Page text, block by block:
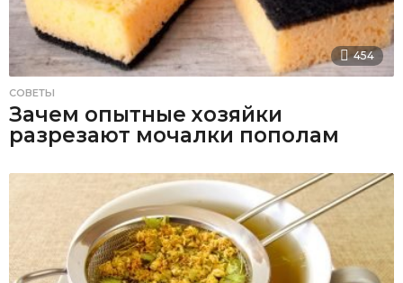
454
СОВЕТЫ
Зачем опытные хозяйки
разрезают мочалки пополам